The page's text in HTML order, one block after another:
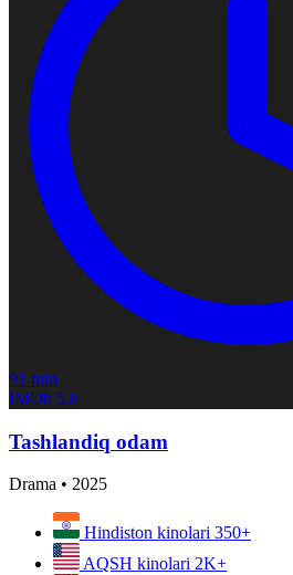
91 min
IMDb 5.8
Tashlandiq odam
Drama • 2025
Hindiston kinolari 350+
AQSH kinolari 2K+